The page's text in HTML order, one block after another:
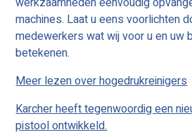
machines. Laat u eens voorlichten
medewerkers wat wij voor u en uw
betekenen.
Meer lezen over hogedrukreinigers
Karcher heeft tegenwoordig een
pistool ontwikkeld.